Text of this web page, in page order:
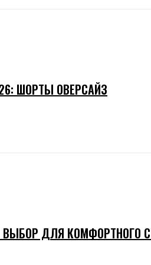
ШОРТЫ ОВЕРСАЙЗ
ДЛЯ КОМФОРТНОГО